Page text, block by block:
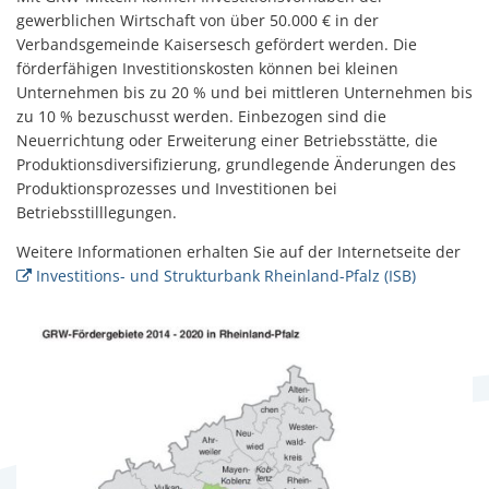
gewerblichen Wirtschaft von über 50.000 € in der
Verbandsgemeinde Kaisersesch gefördert werden. Die
förderfähigen Investitionskosten können bei kleinen
Unternehmen bis zu 20 % und bei mittleren Unternehmen bis
zu 10 % bezuschusst werden. Einbezogen sind die
Neuerrichtung oder Erweiterung einer Betriebsstätte, die
Produktionsdiversifizierung, grundlegende Änderungen des
Produktionsprozesses und Investitionen bei
Betriebsstilllegungen.
Weitere Informationen erhalten Sie auf der Internetseite der
Investitions- und Strukturbank Rheinland-Pfalz (ISB)